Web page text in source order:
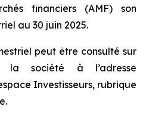
financiers (AMF) son
au 30 juin 2025.
peut être consulté sur
société à l’adresse
Investisseurs, rubrique